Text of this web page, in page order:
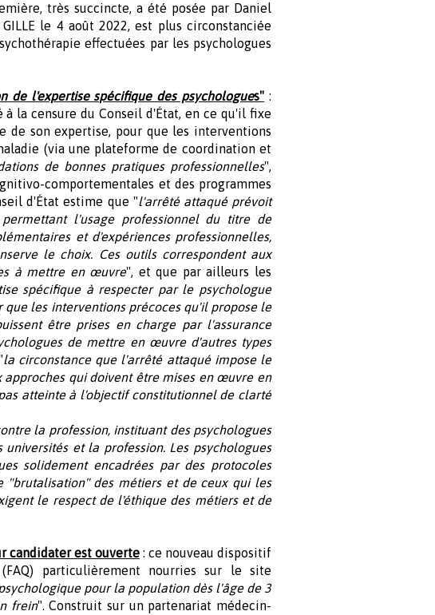
très succincte, a été posée par Daniel
le 4 août 2022, est plus circonstanciée
effectuées par les psychologues
de l'expertise spécifique des psychologues" :
la censure du Conseil d'État, en ce qu'il fixe
son expertise, pour que les interventions
(via une plateforme de coordination et
de bonnes pratiques professionnelles",
comportementales et des programmes
d'État estime que "l'arrêté attaqué prévoit
l'usage professionnel du titre de
et d'expériences professionnelles,
le choix. Ces outils correspondent aux
à mettre en œuvre", et que par ailleurs les
spécifique à respecter par le psychologue
les interventions précoces qu'il propose le
être prises en charge par l'assurance
de mettre en œuvre d'autres types
la circonstance que l'arrêté attaqué impose le
qui doivent être mises en œuvre en
atteinte à l'objectif constitutionnel de clarté
la profession, instituant des psychologues
et la profession. Les psychologues
solidement encadrées par des protocoles
"brutalisation" des métiers et de ceux qui les
le respect de l'éthique des métiers et de
candidater est ouverte: ce nouveau dispositif
particulièrement nourries sur le site
pour la population dès l'âge de 3
frein". Construit sur un partenariat médecin-